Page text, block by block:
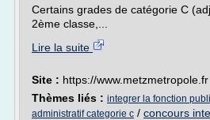
Certains grades de catégorie C
2ème classe,...
Lire la suite
Site : https://www.metzmetropole.fr
Thèmes liés : integrer la fonction
administratif categorie c / concours